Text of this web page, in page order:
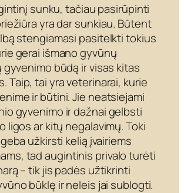
sunku, tačiau pasirūpinti
yra dar sunkiau. Būtent
stengiamasi pasitelkti tokius
gerai išmano gyvūnų
gyvenimo būdą ir visas kitas
Taip, tai yra veterinarai, kurie
ir būtini. Jie neatsiejami
gyvenimo ir dažnai gelbsti
ligos ar kitų negalavimų. Toki
užkirsti kelią įvairiems
tad augintinis privalo turėti
– tik jis padės užtikrinti
būklę ir neleis jai sublogti.